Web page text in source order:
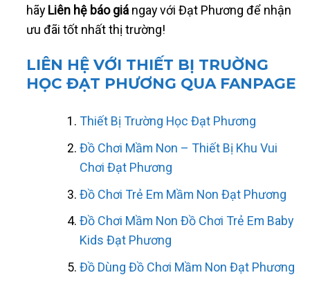
hãy Liên hệ báo giá ngay với Đạt Phương để nhận
ưu đãi tốt nhất thị trường!
LIÊN HỆ VỚI THIẾT BỊ TRUỜNG
HỌC ĐẠT PHƯƠNG QUA FANPAGE
Thiết Bị Trường Học Đạt Phương
Đồ Chơi Mầm Non – Thiết Bị Khu Vui
Chơi Đạt Phương
Đồ Chơi Trẻ Em Mầm Non Đạt Phương
Đồ Chơi Mầm Non Đồ Chơi Trẻ Em Baby
Kids Đạt Phương
Đồ Dùng Đồ Chơi Mầm Non Đạt Phương